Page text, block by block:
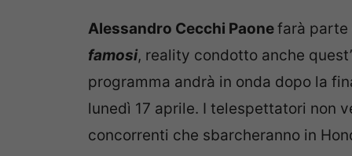
Alessandro Cecchi Paonefarà parte
famosi, reality condotto anche
programma andrà in onda dopo la
lunedì 17 aprile. I telespettatori non
concorrenti che sbarcheranno in